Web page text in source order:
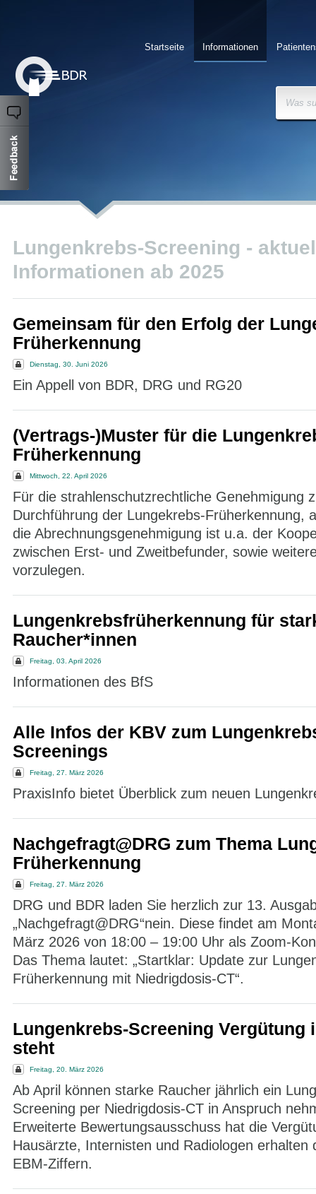
Informationen
Startseite
Was
Lungenkrebs-Screening -
Informationen ab 2025
Gemeinsam für den Erfolg der
Früherkennung
Dienstag, 30. Juni 2026
Ein Appell von BDR, DRG und RG20
(Vertrags-)Muster für die
Früherkennung
Mittwoch, 22. April 2026
Für die strahlenschutzrechtliche Genehmigung
Durchführung der Lungekrebs-Früherkennung,
die Abrechnungsgenehmigung ist u.a. der
zwischen Erst- und Zweitbefunder, sowie
vorzulegen.
Lungenkrebsfrüherkennung für
Raucher*innen
Freitag, 03. April 2026
Informationen des BfS
Alle Infos der KBV zum
Screenings
Freitag, 27. März 2026
PraxisInfo bietet Überblick zum neuen
Nachgefragt@DRG zum Thema
Früherkennung
Freitag, 27. März 2026
DRG und BDR laden Sie herzlich zur 13.
„Nachgefragt@DRG“nein. Diese findet am
März 2026 von 18:00 – 19:00 Uhr als Zoom-
Das Thema lautet: „Startklar: Update zur
Früherkennung mit Niedrigdosis-CT“.
Lungenkrebs-Screening Vergütung
steht
Freitag, 20. März 2026
Ab April können starke Raucher jährlich ein
Screening per Niedrigdosis-CT in Anspruch
Erweiterte Bewertungsausschuss hat die
Hausärzte, Internisten und Radiologen erhalten
EBM-Ziffern.